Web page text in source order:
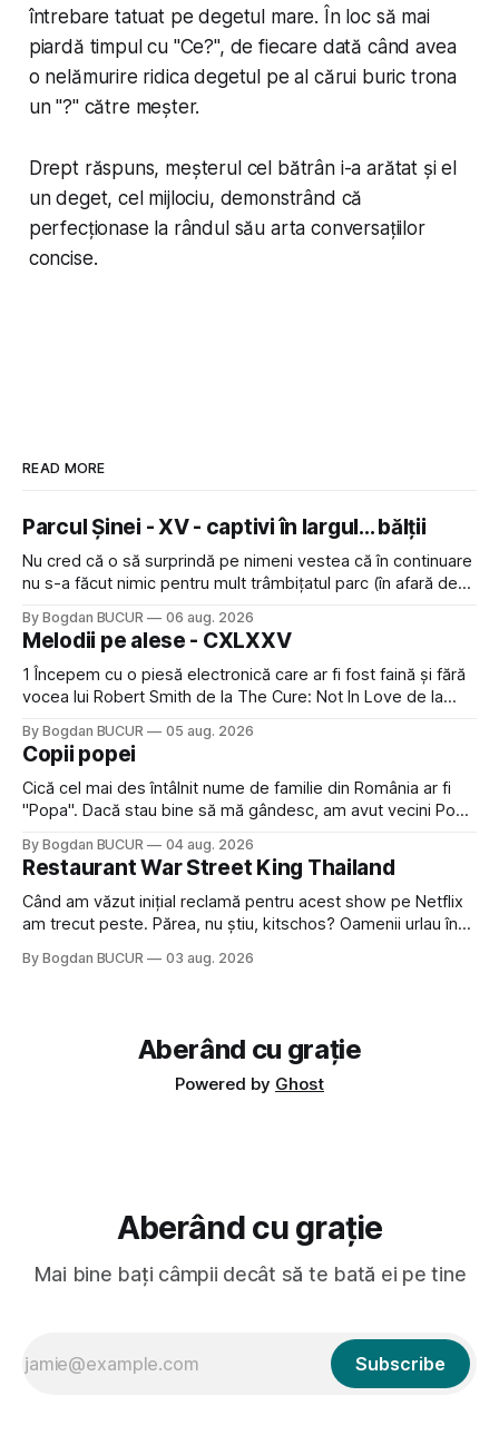
întrebare tatuat pe degetul mare. În loc să mai
piardă timpul cu "Ce?", de fiecare dată când avea
o nelămurire ridica degetul pe al cărui buric trona
un "?" către meșter.
Drept răspuns, meșterul cel bătrân i-a arătat și el
un deget, cel mijlociu, demonstrând că
perfecționase la rândul său arta conversațiilor
concise.
READ MORE
Parcul Șinei - XV - captivi în largul... bălții
Nu cred că o să surprindă pe nimeni vestea că în continuare
nu s-a făcut nimic pentru mult trâmbițatul parc (în afară de
timp pui și latră prin gard la lumea care trece prin zonă). Am
avut, în schimb, o belea
By Bogdan BUCUR 06 aug. 2026
Melodii pe alese - CXLXXV
1 Începem cu o piesă electronică care ar fi fost faină și fără
vocea lui Robert Smith de la The Cure: Not In Love de la
a dovedit că jumătatea masculină a acelui duo era cam
dubioasă...) 2. Băgăm la
By Bogdan BUCUR 05 aug. 2026
Copii popei
Cică cel mai des întâlnit nume de familie din România ar fi
"Popa". Dacă stau bine să mă gândesc, am avut vecini Popa
Dexonline spune de etimologia termenului de popă că ar
veni din slava veche, popŭ,
By Bogdan BUCUR 04 aug. 2026
Restaurant War Street King Thailand
Când am văzut inițial reclamă pentru acest show pe Netflix
am trecut peste. Părea, nu știu, kitschos? Oamenii urlau în
fine dining din alte show-uri... așa că am zis pas. Apoi ceva,
By Bogdan BUCUR 03 aug. 2026
Aberând cu grație
Powered by Ghost
Aberând cu grație
Mai bine bați câmpii decât să te bată ei pe tine
Subscribe